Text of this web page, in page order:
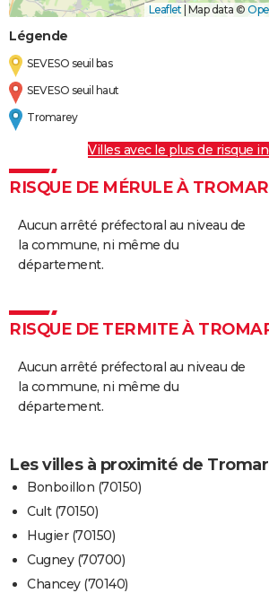
Leaflet Map data ©
Légende
SEVESO seuil bas
SEVESO seuil haut
Tromarey
Villes avec le plus de risque
RISQUE DE MÉRULE À
Aucun arrêté préfectoral au niveau de
la commune, ni même du
département.
RISQUE DE TERMITE À
Aucun arrêté préfectoral au niveau de
la commune, ni même du
département.
Les villes à proximité de
Bonboillon (70150)
Cult (70150)
Hugier (70150)
Cugney (70700)
Chancey (70140)